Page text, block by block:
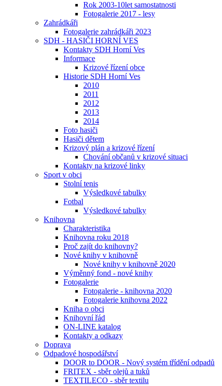
Rok 2003-10let samostatnosti
Fotogalerie 2017 - lesy
Zahrádkáři
Fotogalerie zahrádkáři 2023
SDH - HASIČI HORNÍ VES
Kontakty SDH Horní Ves
Informace
Krizové řízení obce
Historie SDH Horní Ves
2010
2011
2012
2013
2014
Foto hasiči
Hasiči dětem
Krizový plán a krizové řízení
Chování občanů v krizové situaci
Kontakty na krizové linky
Sport v obci
Stolní tenis
Výsledkové tabulky
Fotbal
Výsledkové tabulky
Knihovna
Charakteristika
Knihovna roku 2018
Proč zajít do knihovny?
Nové knihy v knihovně
Nové knihy v knihovně 2020
Výměnný fond - nové knihy
Fotogalerie
Fotogalerie - knihovna 2020
Fotogalerie knihovna 2022
Kniha o obci
Knihovní řád
ON-LINE katalog
Kontakty a odkazy
Doprava
Odpadové hospodářství
DOOR to DOOR - Nový systém třídění odpadů
FRITEX - sběr olejů a tuků
TEXTILECO - sběr textilu